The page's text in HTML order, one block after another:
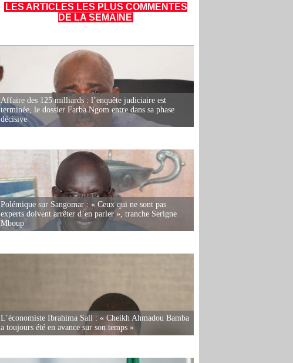
LES ARTICLES LES PLUS COMMENTÉS
DE LA SEMAINE
Affaire des 125 milliards : l’enquête judiciaire est
terminée, le dossier Farba Ngom entre dans sa phase
décisive
Polémique sur Sangomar : « Ceux qui ne sont pas
experts doivent arrêter d’en parler », tranche Serigne
Mboup
L’économiste Ibrahima Sall : « Cheikh Ahmadou Bamba
a toujours été en avance sur son temps »